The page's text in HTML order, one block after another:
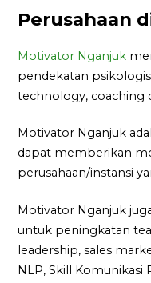
Perusahaan
Motivator Nganjuk
pendekatan
technology, coaching
Motivator Nganjuk
dapat memberikan
perusahaan/instansi
Motivator Nganjuk
untuk peningkatan
leadership, sales
NLP, Skill Komunikasi